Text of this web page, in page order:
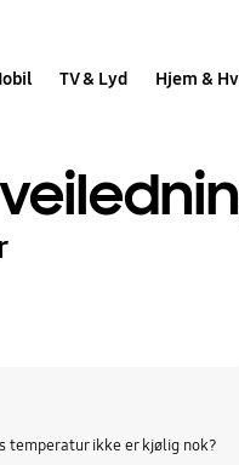
TV & Lyd Hjem &
temperatur ikke er kjølig nok?